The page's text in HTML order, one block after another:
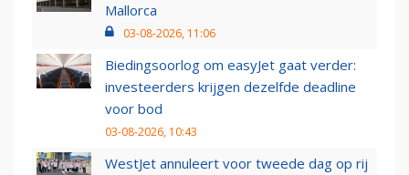
Mallorca
03-08-2026, 11:06
Biedingsoorlog om easyJet gaat verder:
investeerders krijgen dezelfde deadline
voor bod
03-08-2026, 10:43
WestJet annuleert voor tweede dag op rij